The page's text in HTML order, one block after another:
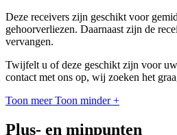
Deze receivers zijn geschikt voor
gehoorverliezen. Daarnaast zijn de
vervangen.
Twijfelt u of deze geschikt zijn voor
contact met ons op, wij zoeken het
Toon meer Toon minder +
Plus- en minpunten